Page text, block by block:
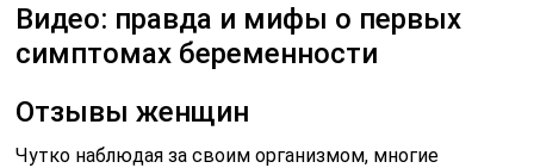
Видео: правда и мифы о первых
симптомах беременности
Отзывы женщин
Чутко наблюдая за своим организмом, многие